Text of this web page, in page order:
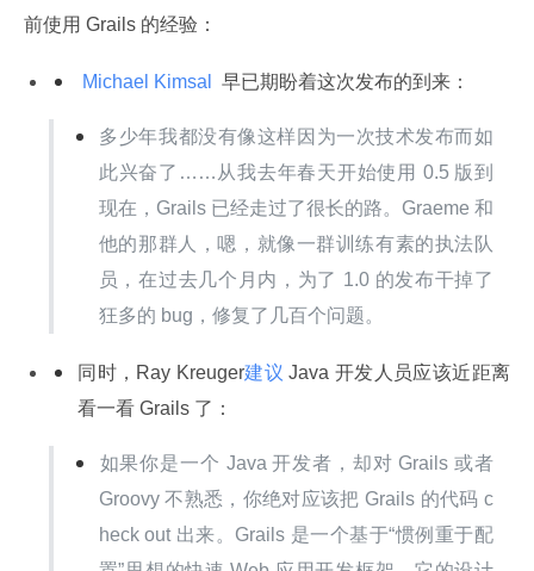
前使用 Grails 的经验：
Michael Kimsal 早已期盼着这次发布的到来：
多少年我都没有像这样因为一次技术发布而如
此兴奋了……从我去年春天开始使用 0.5 版到
现在，Grails 已经走过了很长的路。Graeme 和
他的那群人，嗯，就像一群训练有素的执法队
员，在过去几个月内，为了 1.0 的发布干掉了
狂多的 bug，修复了几百个问题。
同时，Ray Kreuger建议 Java 开发人员应该近距离
看一看 Grails 了：
如果你是一个 Java 开发者，却对 Grails 或者
Groovy 不熟悉，你绝对应该把 Grails 的代码 c
heck out 出来。Grails 是一个基于“惯例重于配